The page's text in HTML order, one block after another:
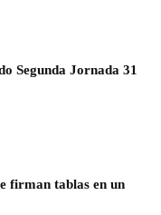
Segunda Jornada 31
firman tablas en un